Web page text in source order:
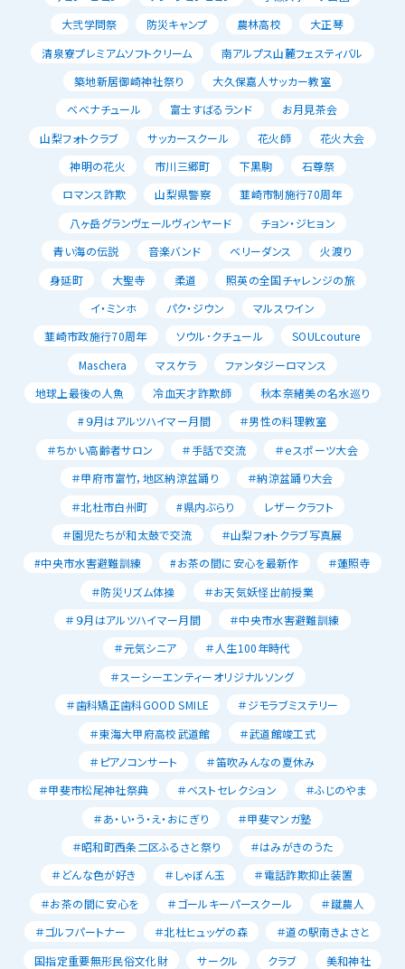
大弐学問祭
防災キャンプ 農林高校
大正琴
清泉寮プレミアムソフトクリーム
南アルプス山麓フェスティバル
築地新居御崎神社祭り
大久保嘉人サッカー教室
べべナチュール
富士すばるランド
お月見茶会
山梨フォトクラブ
サッカースクール 花火師
花火大会
神明の花火
市川三郷町 下黒駒
石尊祭
ロマンス詐欺
山梨県警察
韮崎市制施行70周年
八ヶ岳グランヴェールヴィンヤード
チョン・ジヒョン
青い海の伝説
音楽バンド ベリーダンス
火渡り
身延町
大聖寺 柔道
照英の全国チャレンジの旅
イ・ミンホ
パク・ジウン
マルスワイン
韮崎市政施行70周年
ソウル･クチュール
SOULcouture
Maschera
マスケラ
ファンタジーロマンス
地球上最後の人魚
冷血天才詐欺師
秋本奈緒美の名水巡り
#９月はアルツハイマー月間
＃男性の料理教室
＃ちかい高齢者サロン
＃手話で交流
＃ｅスポーツ大会
＃甲府市富竹，地区納涼盆踊り
＃納涼盆踊り大会
＃北杜市白州町
#県内ぶらり
レザークラフト
＃園児たちが和太鼓で交流
＃山梨フォトクラブ写真展
#中央市水害避難訓練
#お茶の間に安心を最新作
＃蓮照寺
＃防災リズム体操
＃お天気妖怪出前授業
＃９月はアルツハイマー月間
＃中央市水害避難訓練
＃元気シニア
＃人生100年時代
＃スーシーエンティーオリジナルソング
＃歯科矯正歯科GOOD SMILE
＃ジモラブミステリー
＃東海大甲府高校武道館
＃武道館竣工式
＃ピアノコンサート
＃笛吹みんなの夏休み
＃甲斐市松尾神社祭典
＃ベストセレクション
＃ふじのやま
＃あ・い・う・え・おにぎり
＃甲斐マンガ塾
＃昭和町西条二区ふるさと祭り
＃はみがきのうた
＃どんな色が好き
＃しゃぼん玉
＃電話詐欺抑止装置
＃お茶の間に安心を
＃ゴールキーパースクール
＃蹴農人
＃ゴルフパートナー
＃北杜ヒュッゲの森
＃道の駅南きよさと
国指定重要無形民俗文化財
サークル クラブ
美和神社